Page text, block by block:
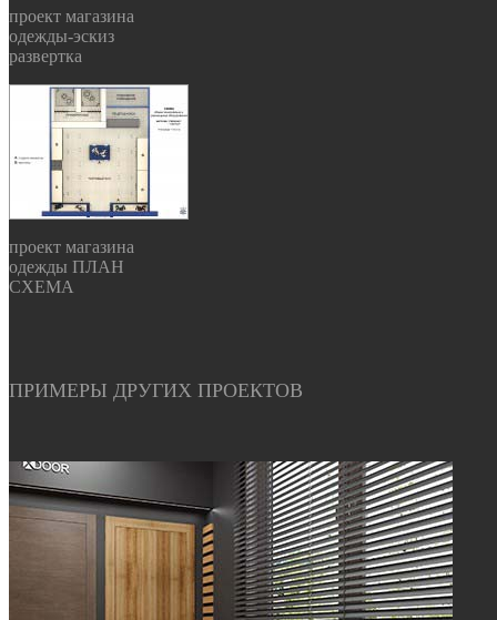
проект магазина
одежды-эскиз
развертка
проект магазина
одежды ПЛАН
СХЕМА
ПРИМЕРЫ ДРУГИХ ПРОЕКТОВ